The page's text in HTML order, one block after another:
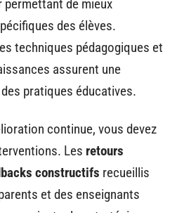
permettant de mieux
des élèves.
techniques pédagogiques et
assurent une
pratiques éducatives.
continue, vous devez
Les retours
constructifs recueillis
et des enseignants